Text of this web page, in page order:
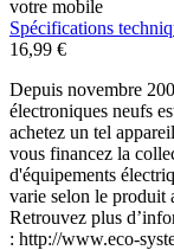
valeur
de
la
note
moyenne.
Read
a
Review.
Lien
sur
la
même
page.
votre mobile
Spécifications
16,99 €
Depuis novembre
électroniques neufs
achetez un tel
vous financez la
d'équipements
varie selon le produit
Retrouvez plus
: http://www.eco-